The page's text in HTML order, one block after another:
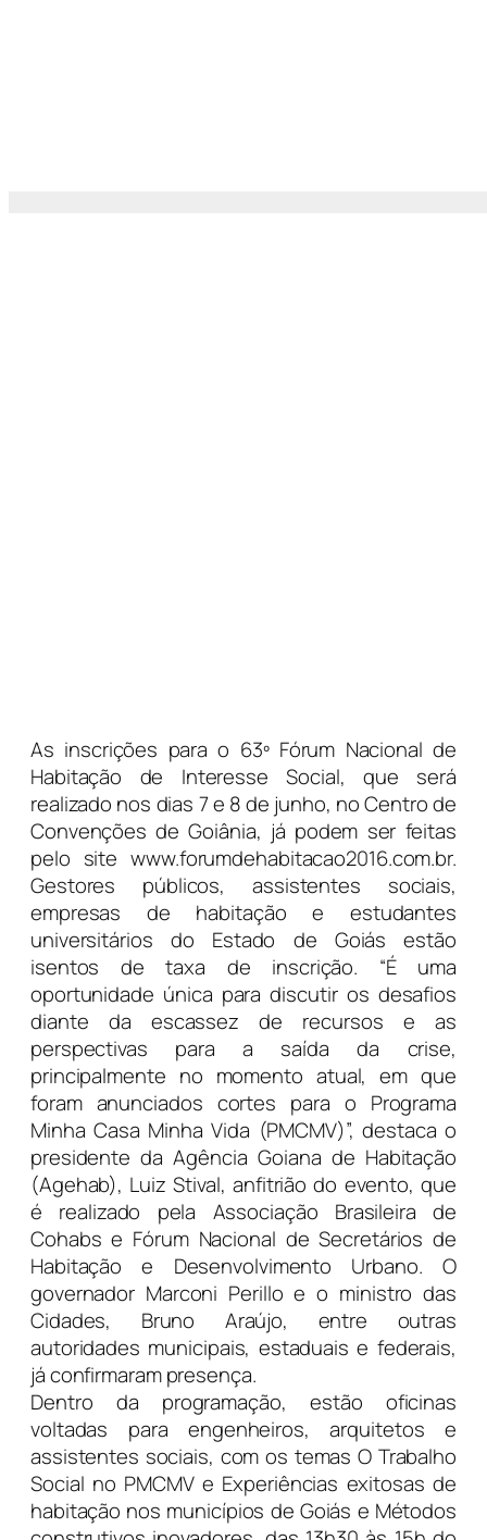
As inscrições para o 63º Fórum Nacional de
Habitação de Interesse Social, que será
realizado nos dias 7 e 8 de junho, no Centro de
Convenções de Goiânia, já podem ser feitas
pelo site www.forumdehabitacao2016.com.br.
Gestores públicos, assistentes sociais,
empresas de habitação e estudantes
universitários do Estado de Goiás estão
isentos de taxa de inscrição. “É uma
oportunidade única para discutir os desafios
diante da escassez de recursos e as
perspectivas para a saída da crise,
principalmente no momento atual, em que
foram anunciados cortes para o Programa
Minha Casa Minha Vida (PMCMV)”, destaca o
presidente da Agência Goiana de Habitação
(Agehab), Luiz Stival, anfitrião do evento, que
é realizado pela Associação Brasileira de
Cohabs e Fórum Nacional de Secretários de
Habitação e Desenvolvimento Urbano. O
governador Marconi Perillo e o ministro das
Cidades, Bruno Araújo, entre outras
autoridades municipais, estaduais e federais,
já confirmaram presença.
Dentro da programação, estão oficinas
voltadas para engenheiros, arquitetos e
assistentes sociais, com os temas O Trabalho
Social no PMCMV e Experiências exitosas de
habitação nos municípios de Goiás e Métodos